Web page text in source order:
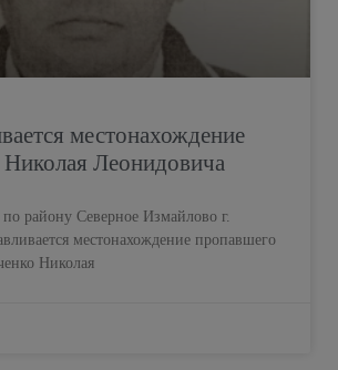
местонахождение
Леонидовича
району Северное Измайлово г.
местонахождение пропавшего
Николая